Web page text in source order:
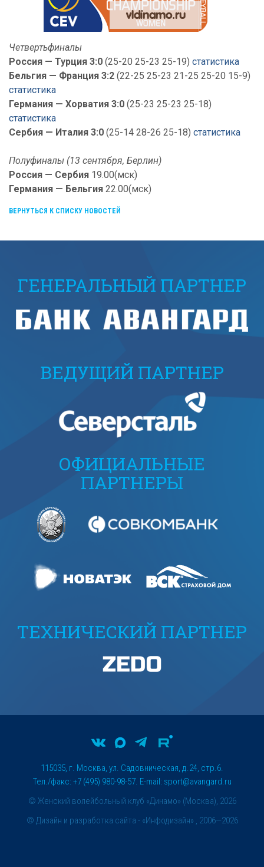
Четвертьфиналы
Россия — Турция 3:0 (25-20 25-23 25-19) статистика
Бельгия — Франция 3:2 (22-25 25-23 21-25 25-20 15-9)
статистика
Германия — Хорватия 3:0 (25-23 25-23 25-18)
статистика
Сербия — Италия 3:0 (25-14 28-26 25-18) статистика
Полуфиналы (13 сентября, Берлин)
Россия — Сербия 19.00(мск)
Германия — Бельгия 22.00(мск)
ВЕРНУТЬСЯ К СПИСКУ НОВОСТЕЙ
ГЕНЕРАЛЬНЫЙ ПАРТНЕР
ВЕДУЩИЙ ПАРТНЕР
ОФИЦИАЛЬНЫЕ
ПАРТНЕРЫ
ТЕХНИЧЕСКИЙ ПАРТНЕР
© Женский волейбольный клуб «Динамо» (Москва), 2026
115035, г. Москва, ул. Садовническая, д.24, стр.6.
Тел./факс: +7 (495) 980-98-57. E-mail: sport@avangard.ru
© Дизайн и разработка сайта - «Инфодизайн» , 2006—2026